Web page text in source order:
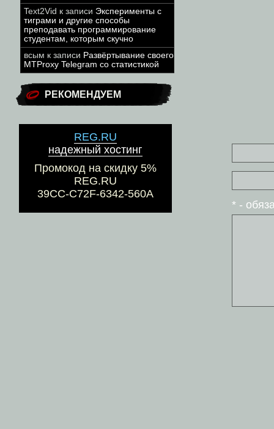
Text2Vid к записи Эксперименты с
тиграми и другие способы
преподавать программирование
студентам, которым скучно
всым к записи Развёртывание своего
MTProxy Telegram со статистикой
РЕКОМЕНДУЕМ
REG.RU
надежный хостинг
Промокод на скидку 5%
REG.RU
39CC-C72F-6342-560A
* -